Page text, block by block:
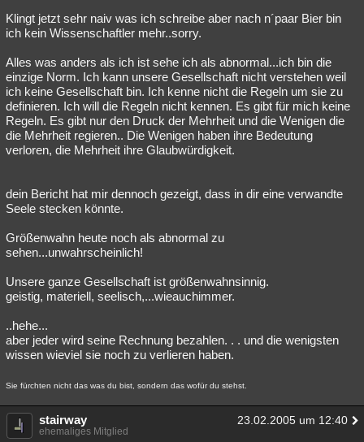
Klingt jetzt sehr naiv was ich schreibe aber nach n´paar Bier bin
ich kein Wissenschaftler mehr..sorry.
Alles was anders als ich ist sehe ich als abnormal...ich bin die
einzige Norm. Ich kann unsere Gesellschaft nicht verstehen weil
ich keine Gesellschaft bin. Ich kenne nicht die Regeln um sie zu
definieren. Ich will die Regeln nicht kennen. Es gibt für mich keine
Regeln. Es gibt nur den Druck der Mehrheit und die Wenigen die
die Mehrheit regieren.. Die Wenigen haben ihre Bedeutung
verloren, die Mehrheit ihre Glaubwürdigkeit.
dein Bericht hat mir dennoch gezeigt, dass in dir eine verwandte
Seele stecken könnte.
Größenwahn heute noch als abnormal zu
sehen...unwahrscheinlich!
Unsere ganze Gesellschaft ist größenwahnsinnig.
geistig, materiell, seelisch,...wieauchimmer.
..hehe...
aber jeder wird seine Rechnung bezahlen. . . und die wenigsten
wissen wieviel sie noch zu verlieren haben.
Sie fürchten nicht das was du bist, sondern das wofür du stehst.
stairway 23.02.2005 um 12:40
ehemaliges Mitglied